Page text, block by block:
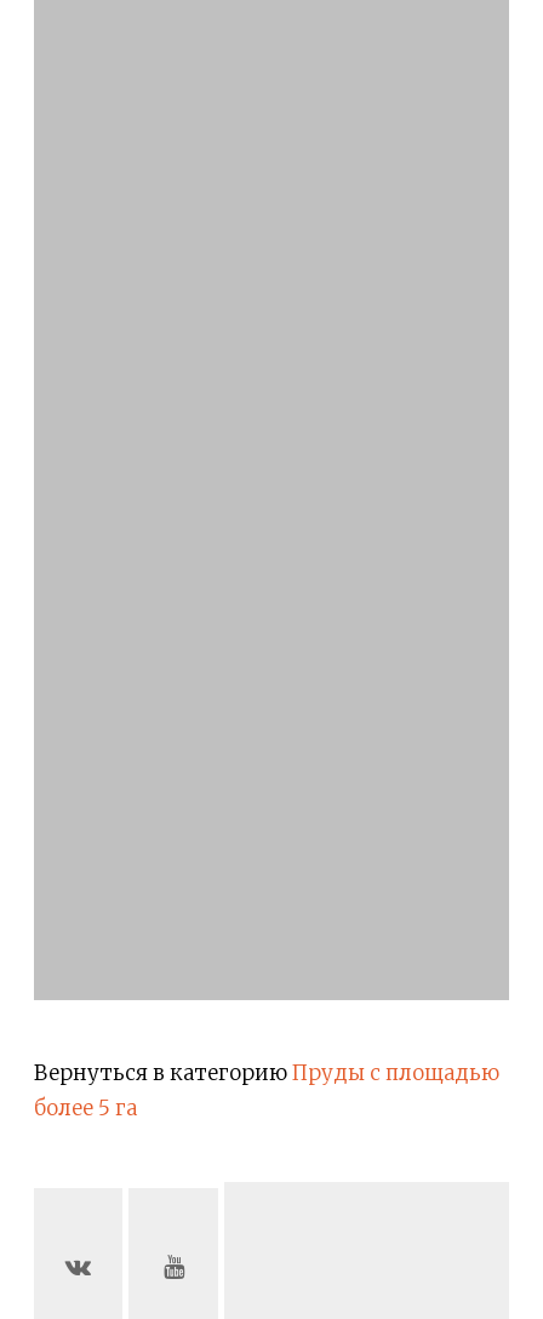
Вернуться в категориюПруды с площадью
более 5 га